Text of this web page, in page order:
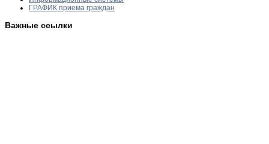
ГРАФИК приема граждан
Важные ссылки